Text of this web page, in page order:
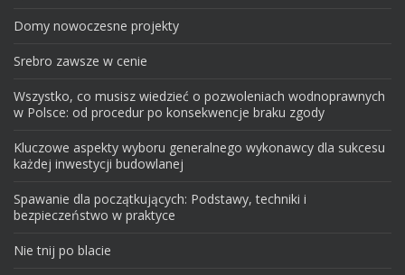
Domy nowoczesne projekty
Srebro zawsze w cenie
Wszystko, co musisz wiedzieć o pozwoleniach wodnoprawnych
w Polsce: od procedur po konsekwencje braku zgody
Kluczowe aspekty wyboru generalnego wykonawcy dla sukcesu
każdej inwestycji budowlanej
Spawanie dla początkujących: Podstawy, techniki i
bezpieczeństwo w praktyce
Nie tnij po blacie